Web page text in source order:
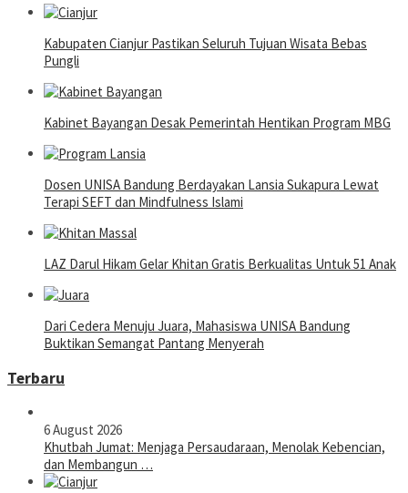
Kabupaten Cianjur Pastikan Seluruh Tujuan Wisata Bebas
Pungli
Kabinet Bayangan Desak Pemerintah Hentikan Program MBG
Dosen UNISA Bandung Berdayakan Lansia Sukapura Lewat
Terapi SEFT dan Mindfulness Islami
LAZ Darul Hikam Gelar Khitan Gratis Berkualitas Untuk 51 Anak
Dari Cedera Menuju Juara, Mahasiswa UNISA Bandung
Buktikan Semangat Pantang Menyerah
Terbaru
6 August 2026
Khutbah Jumat: Menjaga Persaudaraan, Menolak Kebencian,
dan Membangun …